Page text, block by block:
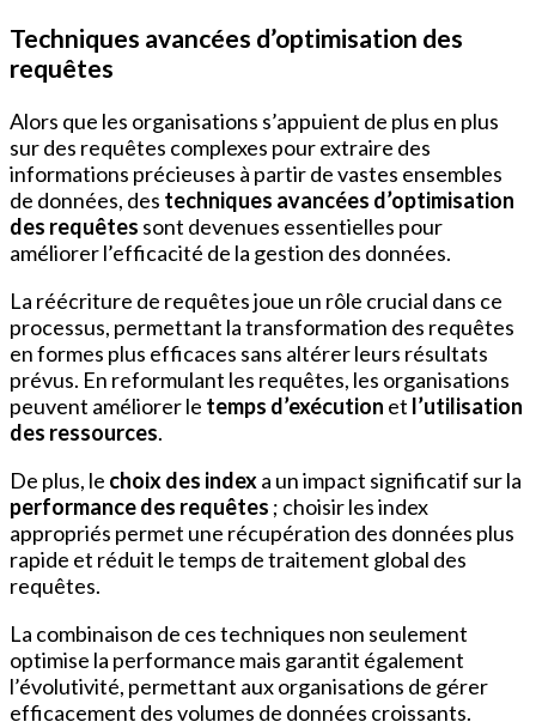
Techniques avancées d’optimisation des
requêtes
Alors que les organisations s’appuient de plus en plus
sur des requêtes complexes pour extraire des
informations précieuses à partir de vastes ensembles
de données, des techniques avancées d’optimisation
des requêtes sont devenues essentielles pour
améliorer l’efficacité de la gestion des données.
La réécriture de requêtes joue un rôle crucial dans ce
processus, permettant la transformation des requêtes
en formes plus efficaces sans altérer leurs résultats
prévus. En reformulant les requêtes, les organisations
peuvent améliorer le temps d’exécution et l’utilisation
des ressources.
De plus, le choix des indexa un impact significatif sur la
performance des requêtes ; choisir les index
appropriés permet une récupération des données plus
rapide et réduit le temps de traitement global des
requêtes.
La combinaison de ces techniques non seulement
optimise la performance mais garantit également
l’évolutivité, permettant aux organisations de gérer
efficacement des volumes de données croissants.